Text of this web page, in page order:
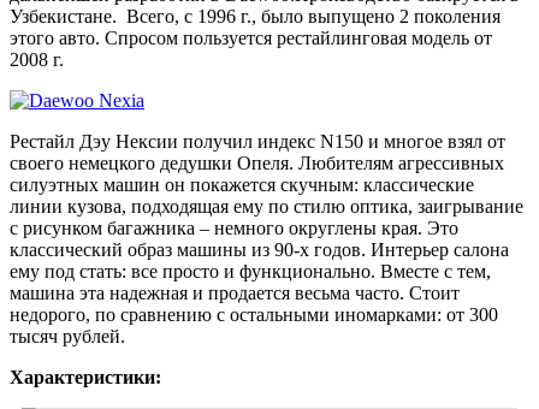
Узбекистане. Всего, с 1996 г., было выпущено 2 поколения
этого авто. Спросом пользуется рестайлинговая модель от
2008 г.
Рестайл Дэу Нексии получил индекс N150 и многое взял от
своего немецкого дедушки Опеля. Любителям агрессивных
силуэтных машин он покажется скучным: классические
линии кузова, подходящая ему по стилю оптика, заигрывание
с рисунком багажника – немного округлены края. Это
классический образ машины из 90-х годов. Интерьер салона
ему под стать: все просто и функционально. Вместе с тем,
машина эта надежная и продается весьма часто. Стоит
недорого, по сравнению с остальными иномарками: от 300
тысяч рублей.
Характеристики: